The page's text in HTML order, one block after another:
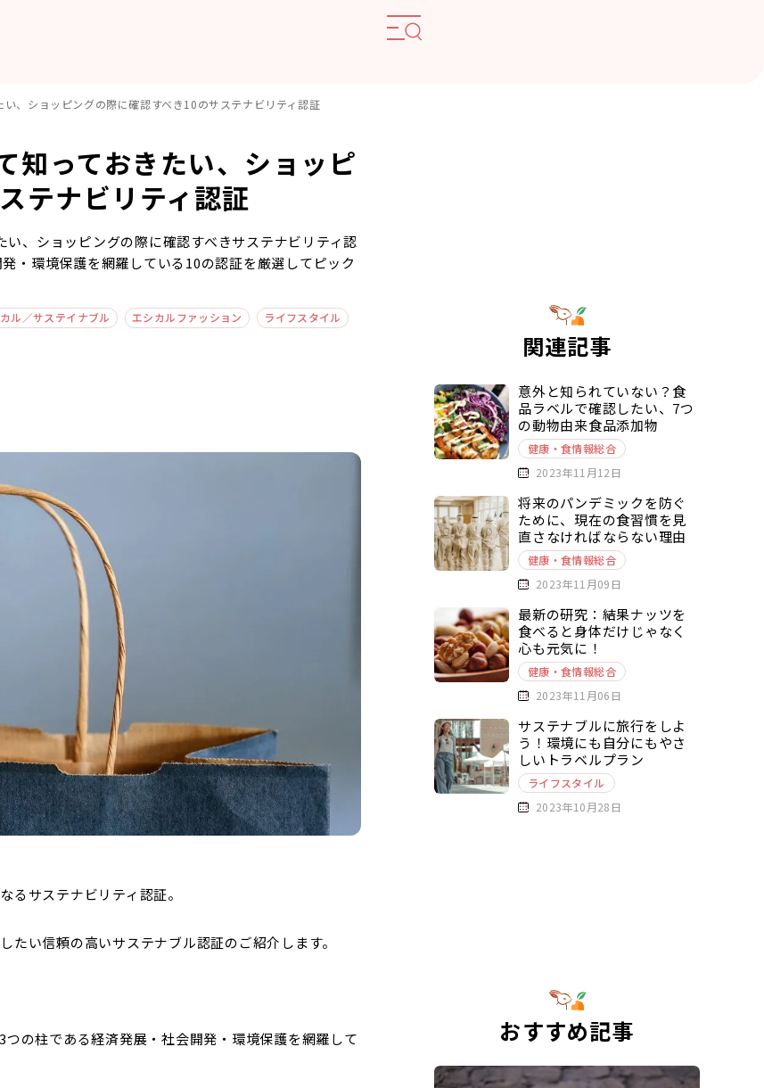
、ショッピングの際に確認すべき10のサステナビリティ認証
知っておきたい、ショッピ
テナビリティ認証
、ショッピングの際に確認すべきサステナビリティ認
・環境保護を網羅している10の認証を厳選してピック
ル／サステイナブル エシカルファッション ライフスタイル
るサステナビリティ認証。
たい信頼の高いサステナブル認証のご紹介します。
の柱である経済発展・社会開発・環境保護を網羅して
関連記事
意外と知られていない？食
品ラベルで確認したい、7つ
の動物由来食品添加物
健康・食情報総合
2023年11月12日
将来のパンデミックを防ぐ
ために、現在の食習慣を見
直さなければならない理由
健康・食情報総合
2023年11月09日
最新の研究：結果ナッツを
食べると身体だけじゃなく
心も元気に！
健康・食情報総合
2023年11月06日
サステナブルに旅行をしよ
う！環境にも自分にもやさ
しいトラベルプラン
ライフスタイル
2023年10月28日
おすすめ記事